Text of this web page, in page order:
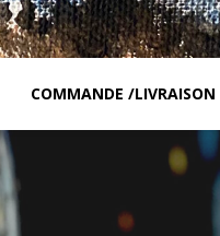
COMMANDE /LIVRAISON